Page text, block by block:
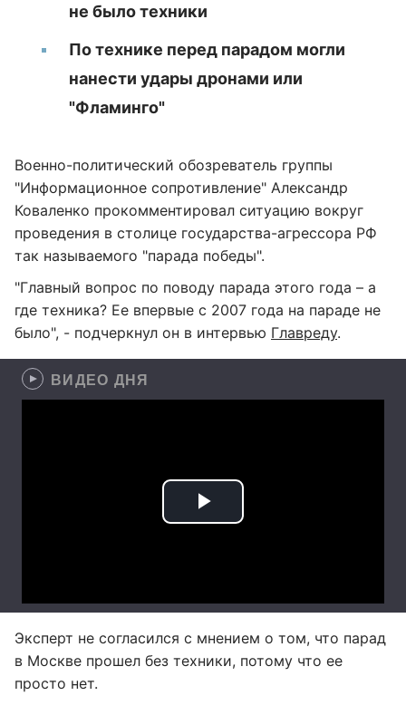
не было техники
По технике перед парадом могли
нанести удары дронами или
"Фламинго"
Военно-политический обозреватель группы
"Информационное сопротивление" Александр
Коваленко прокомментировал ситуацию вокруг
проведения в столице государства-агрессора РФ
так называемого "парада победы".
"Главный вопрос по поводу парада этого года – а
где техника? Ее впервые с 2007 года на параде не
было", - подчеркнул он в интервью Главреду.
ВИДЕО ДНЯ
Эксперт не согласился с мнением о том, что парад
в Москве прошел без техники, потому что ее
просто нет.